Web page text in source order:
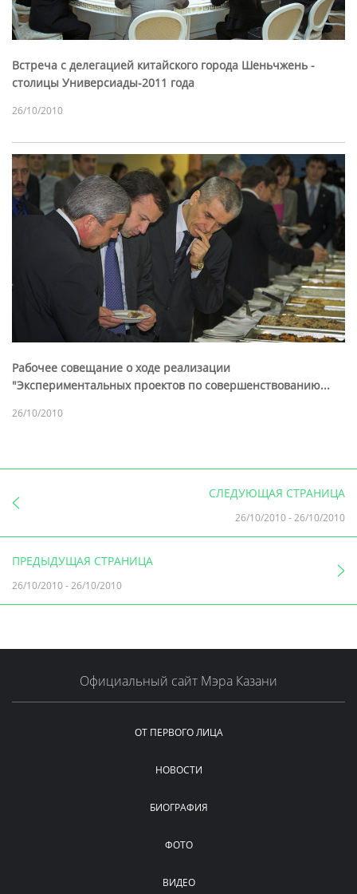
Встреча с делегацией китайского города Шеньчжень -
столицы Универсиады-2011 года
26/10/2010
Рабочее совещание о ходе реализации
"Экспериментальных проектов по совершенствованию...
26/10/2010
СЛЕДУЮЩАЯ СТРАНИЦА
26/10/2010-26/10/2010
ПРЕДЫДУЩАЯ СТРАНИЦА
26/10/2010-26/10/2010
Официальный сайт Мэра Казани
ОТ ПЕРВОГО ЛИЦА
НОВОСТИ
БИОГРАФИЯ
ФОТО
ВИДЕО